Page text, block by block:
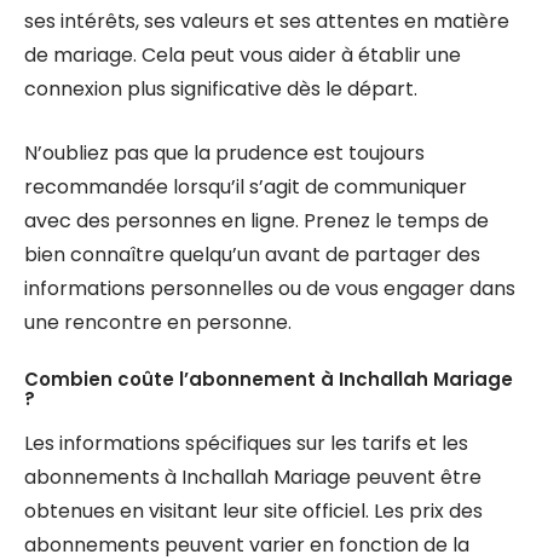
ses intérêts, ses valeurs et ses attentes en matière
de mariage. Cela peut vous aider à établir une
connexion plus significative dès le départ.
N’oubliez pas que la prudence est toujours
recommandée lorsqu’il s’agit de communiquer
avec des personnes en ligne. Prenez le temps de
bien connaître quelqu’un avant de partager des
informations personnelles ou de vous engager dans
une rencontre en personne.
Combien coûte l’abonnement à Inchallah Mariage
?
Les informations spécifiques sur les tarifs et les
abonnements à Inchallah Mariage peuvent être
obtenues en visitant leur site officiel. Les prix des
abonnements peuvent varier en fonction de la